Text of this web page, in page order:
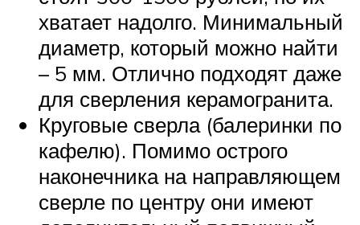
хватает надолго. Минимальный
диаметр, который можно найти
– 5 мм. Отлично подходят даже
для сверления керамогранита.
Круговые сверла (балеринки по
кафелю). Помимо острого
наконечника на направляющем
сверле по центру они имеют